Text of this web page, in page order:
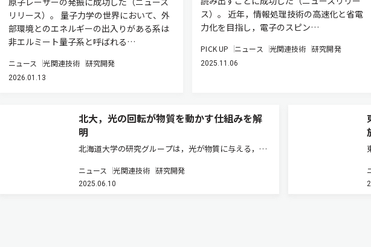
リリース）。 量⼦⼒学の世界において、外
部環境とのエネルギーの出⼊りがある系は
⾮エルミート量⼦系と呼ばれる…
ニュース 光関連技術 研究開発
2026.01.13
ス）。 近年，情報処理技術の高速化と省電
力化を目指し，電子のスピン…
PICK UP ニュース 光関連技術 研究開発
2025.11.06
北大，光の回転が物質を動かす仕組みを解
明
北海道大学の研究グループは，光が物質に与える，回
軌道の二つに分け，それぞれの損失量を個別に測定・
解析できる新たな理論を提案した（ニュースリリー
ニュース 光関連技術 研究開発
2025.06.10